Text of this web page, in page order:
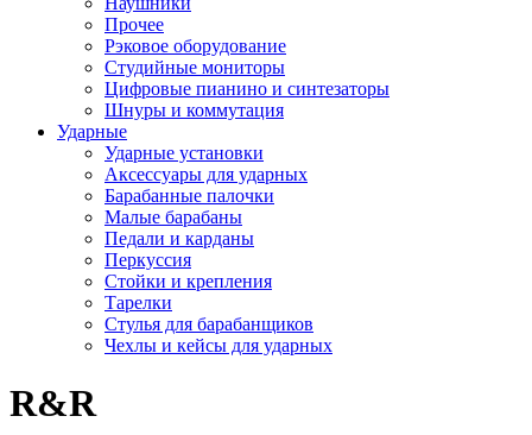
Прочее
Рэковое оборудование
Студийные мониторы
Цифровые пианино и синтезаторы
Шнуры и коммутация
Ударные
Ударные установки
Аксессуары для ударных
Барабанные палочки
Малые барабаны
Педали и карданы
Перкуссия
Стойки и крепления
Тарелки
Стулья для барабанщиков
Чехлы и кейсы для ударных
R&R